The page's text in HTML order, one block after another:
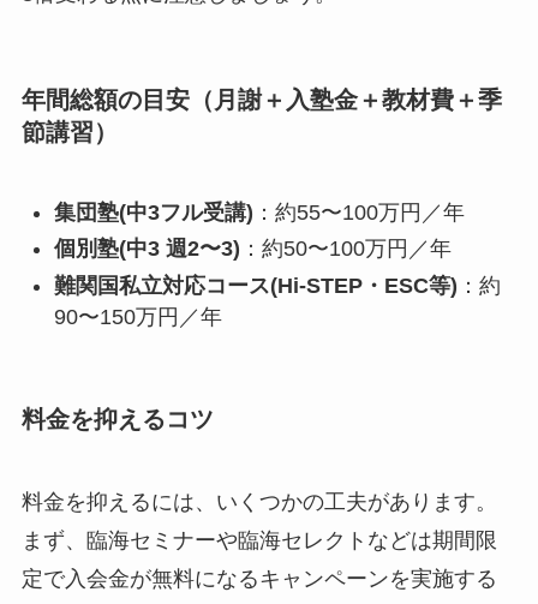
年間総額の目安（月謝＋入塾金＋教材費＋季
節講習）
集団塾(中3フル受講) ：約55〜100万円／年
個別塾(中3 週2〜3) ：約50〜100万円／年
難関国私立対応コース(Hi-STEP・ESC等) ：約
90〜150万円／年
料金を抑えるコツ
料金を抑えるには、いくつかの工夫があります。
まず、臨海セミナーや臨海セレクトなどは期間限
定で入会金が無料になるキャンペーンを実施する